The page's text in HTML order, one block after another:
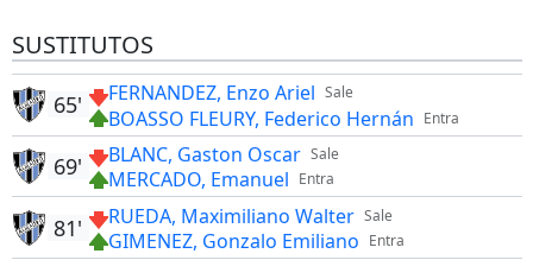
SUSTITUTOS
Sale
FERNANDEZ, Enzo Ariel
Entra
BOASSO FLEURY, Federico Hernán
65'
Sale
BLANC, Gaston Oscar
Entra
MERCADO, Emanuel
69'
Sale
RUEDA, Maximiliano Walter
Entra
GIMENEZ, Gonzalo Emiliano
81'